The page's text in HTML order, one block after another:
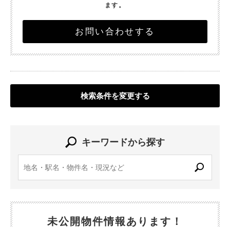
ます。
お問い合わせする
検索条件を変更する
キーワードから探す
未公開物件情報あります！